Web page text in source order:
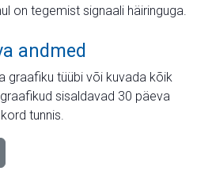
on tegemist signaali häiringuga.
andmed
graafiku tüübi või kuvada kõik
sisaldavad 30 päeva
tunnis.